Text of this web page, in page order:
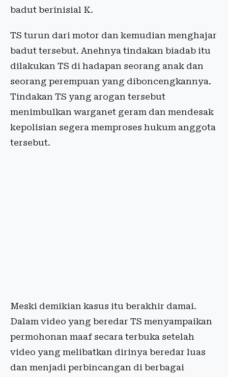
badut berinisial K.
TS turun dari motor dan kemudian menghajar
badut tersebut. Anehnya tindakan biadab itu
dilakukan TS di hadapan seorang anak dan
seorang perempuan yang diboncengkannya.
Tindakan TS yang arogan tersebut
menimbulkan warganet geram dan mendesak
kepolisian segera memproses hukum anggota
tersebut.
Meski demikian kasus itu berakhir damai.
Dalam video yang beredar TS menyampaikan
permohonan maaf secara terbuka setelah
video yang melibatkan dirinya beredar luas
dan menjadi perbincangan di berbagai